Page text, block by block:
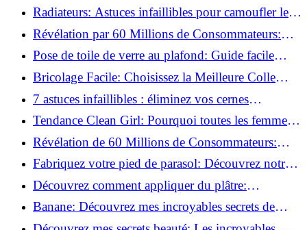
techniques infaillibles pour un résultat parfait!
Radiateurs: Astuces infaillibles pour camoufler les
tuyaux apparents!
Révélation par 60 Millions de Consommateurs:
Découvrez le sérum anti-rides numéro un!
Pose de toile de verre au plafond: Guide facile
pour débutants!
Bricolage Facile: Choisissez la Meilleure Colle
pour Chaque Matériau!
7 astuces infaillibles : éliminez vos cernes
rapidement !
Tendance Clean Girl: Pourquoi toutes les femmes
l'adoptent?
Révélation de 60 Millions de Consommateurs:
Découvrez le meilleur fond de teint pour votre
peau!
Fabriquez votre pied de parasol: Découvrez notre
tutoriel facile !
Découvrez comment appliquer du plâtre:
Techniques pour un mur intérieur parfait!
Banane: Découvrez mes incroyables secrets de
beauté!